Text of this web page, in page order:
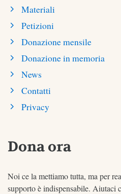
Materiali
Petizioni
Donazione mensile
Donazione in memoria
News
Contatti
Privacy
Dona ora
Noi ce la mettiamo tutta, ma per
supporto è indispensabile. Aiutaci